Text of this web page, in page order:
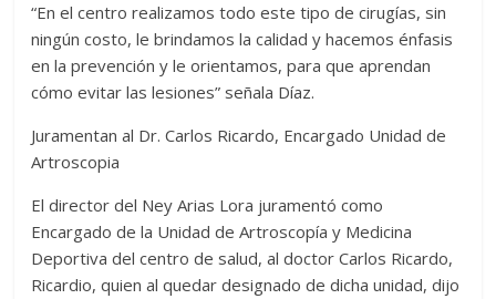
“En el centro realizamos todo este tipo de cirugías, sin
ningún costo, le brindamos la calidad y hacemos énfasis
en la prevención y le orientamos, para que aprendan
cómo evitar las lesiones” señala Díaz.
Juramentan al Dr. Carlos Ricardo, Encargado Unidad de
Artroscopia
El director del Ney Arias Lora juramentó como
Encargado de la Unidad de Artroscopía y Medicina
Deportiva del centro de salud, al doctor Carlos Ricardo,
Ricardio, quien al quedar designado de dicha unidad, dijo